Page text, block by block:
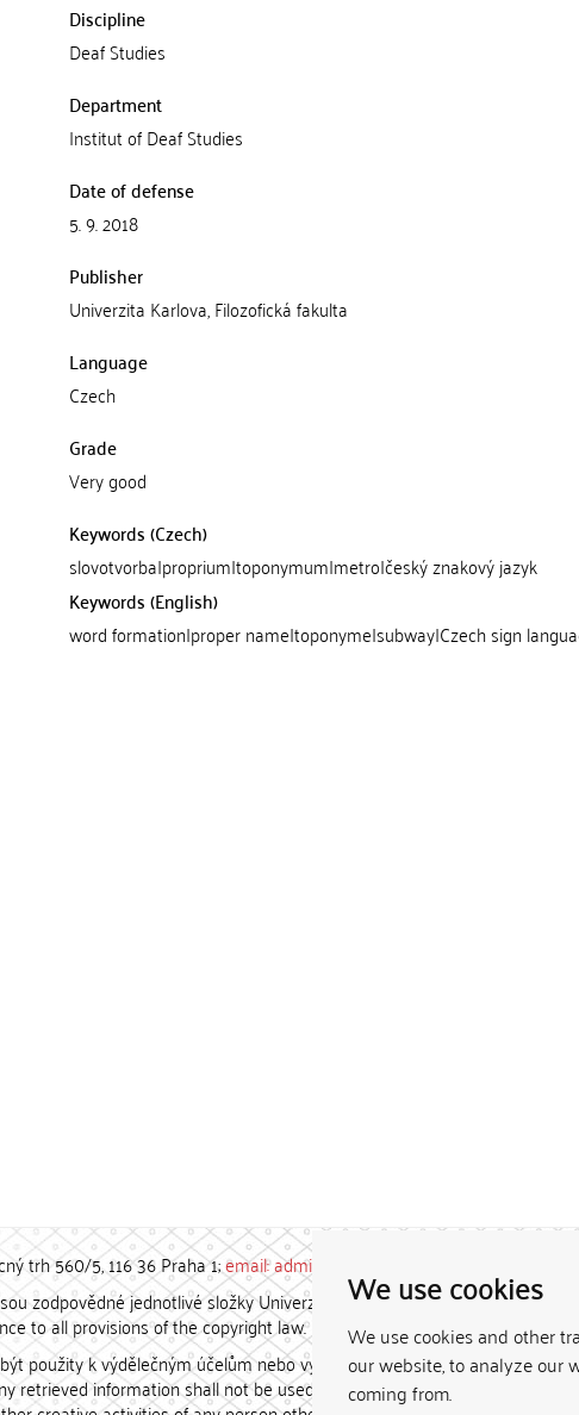
We use cookies
We use cookies and other
our website, to analyze our
coming from.
Discipline
Deaf Studies
Department
Institut of Deaf Studies
Date of defense
5. 9. 2018
Publisher
Univerzita Karlova, Filozofická fakulta
Language
Czech
Grade
Very good
Keywords (Czech)
slovotvorba|proprium|toponymum|metro|český znakový jazyk
Keywords (English)
word formation|proper name|toponyme|subway|Czech sign
trh 560/5, 116 36 Praha 1;email: admin-repozitar [at] cuni.cz
zodpovědné jednotlivé složky Univerzity Karlovy. / Each constituent
to all provisions of the copyright law.
použity k výdělečným účelům nebo vydávány za studijní, vědeckou
retrieved information shall not be used for any commercial purposes